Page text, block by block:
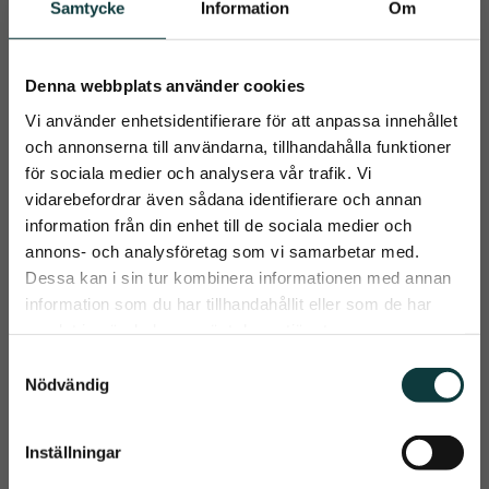
Samtycke Information Om
Denna webbplats använder cookies
Vi använder enhetsidentifierare för att anpassa innehållet
och annonserna till användarna, tillhandahålla funktioner
för sociala medier och analysera vår trafik. Vi
vidarebefordrar även sådana identifierare och annan
information från din enhet till de sociala medier och
annons- och analysföretag som vi samarbetar med.
Dessa kan i sin tur kombinera informationen med annan
information som du har tillhandahållit eller som de har
Nödvändig
Inställningar
Fodrad
Nylongrimma
Fodrad grimma i
polypropylene med
spännen i silvermetall
119kr
Lägg till i önskelista
Back on Track
Grimma Werano
Elegant grimma fodrad
med Welltex®-teknologi
399kr
Lägg
Prenumerera på Emmishopens
nyhetsbrev
Det allra senaste direkt i din inkorg